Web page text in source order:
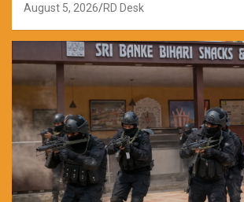
August 5, 2026 RD Desk